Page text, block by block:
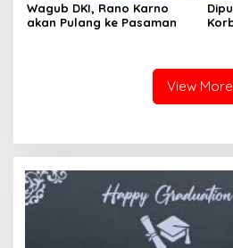
Wagub DKI, Rano Karno
akan Pulang ke Pasaman
View More